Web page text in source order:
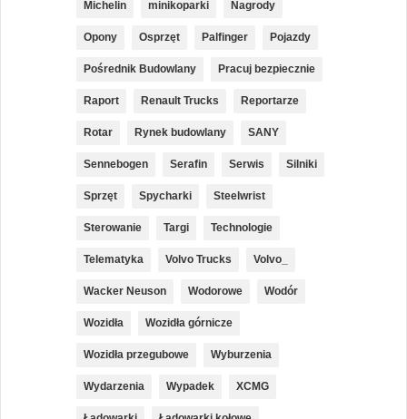
Michelin minikoparki Nagrody
Opony Osprzęt Palfinger Pojazdy
Pośrednik Budowlany Pracuj bezpiecznie
Raport Renault Trucks Reportarze
Rotar Rynek budowlany SANY
Sennebogen Serafin Serwis Silniki
Sprzęt Spycharki Steelwrist
Sterowanie Targi Technologie
Telematyka Volvo Trucks Volvo_
Wacker Neuson Wodorowe Wodór
Wozidła Wozidła górnicze
Wozidła przegubowe Wyburzenia
Wydarzenia Wypadek XCMG